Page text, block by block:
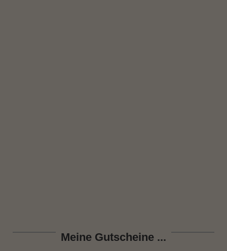
Meine Gutscheine ...